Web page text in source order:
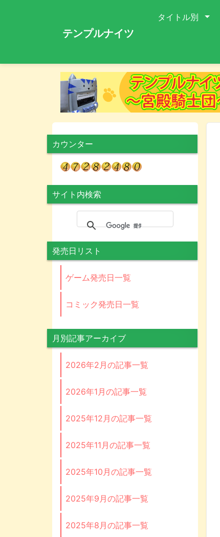
テンプルナイツ
タイトル別
カウンター
サイト内検索
発売日リスト
ゲーム発売日一覧
コミック発売日一覧
月別記事アーカイブ
2026年2月の記事一覧
2026年1月の記事一覧
2025年12月の記事一覧
2025年11月の記事一覧
2025年10月の記事一覧
2025年9月の記事一覧
2025年8月の記事一覧